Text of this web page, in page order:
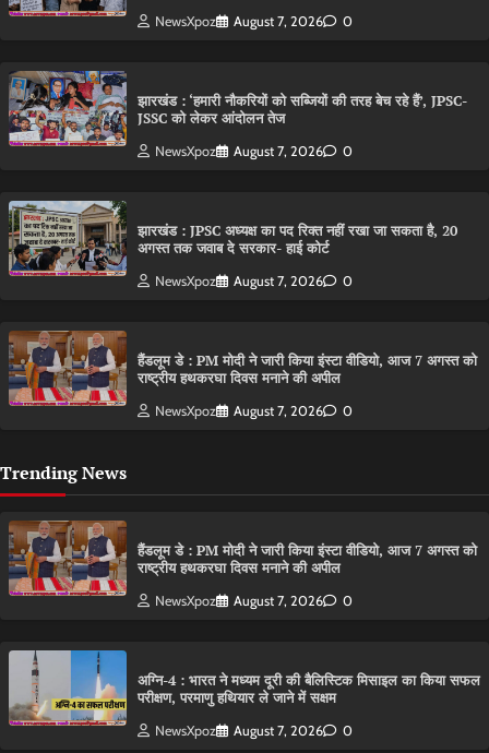
NewsXpoz August 7, 2026 0
झारखंड : ‘हमारी नौकरियों को सब्जियों की तरह बेच रहे हैं’, JPSC-
JSSC को लेकर आंदोलन तेज
NewsXpoz August 7, 2026 0
झारखंड : JPSC अध्यक्ष का पद रिक्त नहीं रखा जा सकता है, 20
अगस्त तक जवाब दे सरकार- हाई कोर्ट
NewsXpoz August 7, 2026 0
हैंडलूम डे : PM मोदी ने जारी किया इंस्टा वीडियो, आज 7 अगस्त को
राष्ट्रीय हथकरघा दिवस मनाने की अपील
NewsXpoz August 7, 2026 0
Trending News
हैंडलूम डे : PM मोदी ने जारी किया इंस्टा वीडियो, आज 7 अगस्त को
राष्ट्रीय हथकरघा दिवस मनाने की अपील
NewsXpoz August 7, 2026 0
अग्नि-4 : भारत ने मध्यम दूरी की बैलिस्टिक मिसाइल का किया सफल
परीक्षण, परमाणु हथियार ले जाने में सक्षम
NewsXpoz August 7, 2026 0